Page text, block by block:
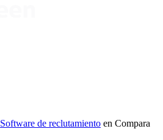
Software de reclutamiento en Compara